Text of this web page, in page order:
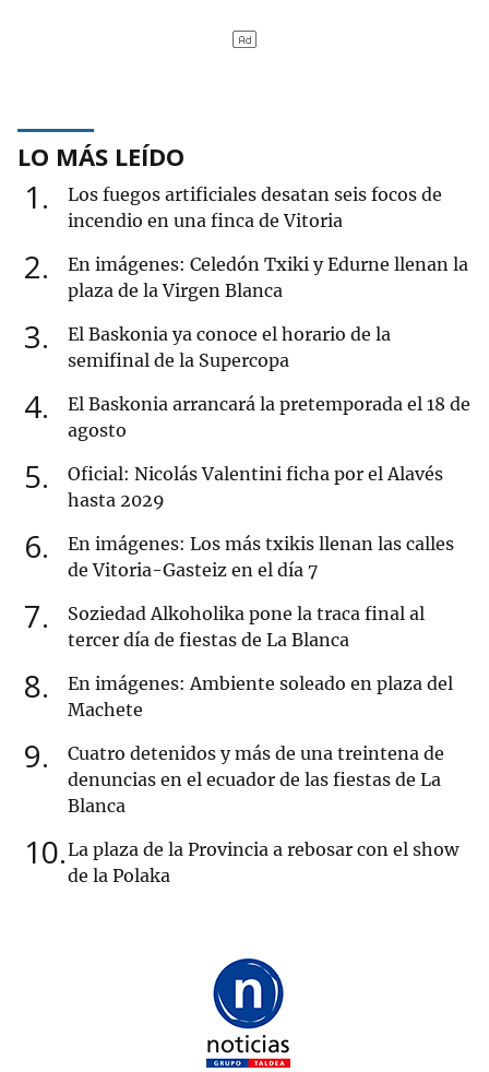
LO MÁS LEÍDO
1
Los fuegos artificiales desatan seis focos de
incendio en una finca de Vitoria
2
En imágenes: Celedón Txiki y Edurne llenan la
plaza de la Virgen Blanca
3
El Baskonia ya conoce el horario de la
semifinal de la Supercopa
4
El Baskonia arrancará la pretemporada el 18 de
agosto
5
Oficial: Nicolás Valentini ficha por el Alavés
hasta 2029
6
En imágenes: Los más txikis llenan las calles
de Vitoria-Gasteiz en el día 7
7
Soziedad Alkoholika pone la traca final al
tercer día de fiestas de La Blanca
8
En imágenes: Ambiente soleado en plaza del
Machete
9
Cuatro detenidos y más de una treintena de
denuncias en el ecuador de las fiestas de La
Blanca
10 La plaza de la Provincia a rebosar con el show
de la Polaka